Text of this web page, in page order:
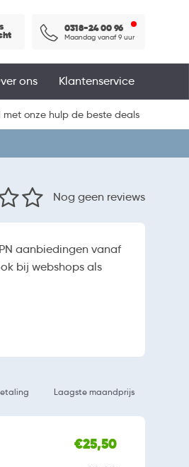
0318-24 00 96
Maandag vanaf 9 uur
Klantenservice
ons
met onze hulp de beste deals
Nog geen reviews
aanbiedingen vanaf
bij webshops als
Laagste maandprijs
€25,50